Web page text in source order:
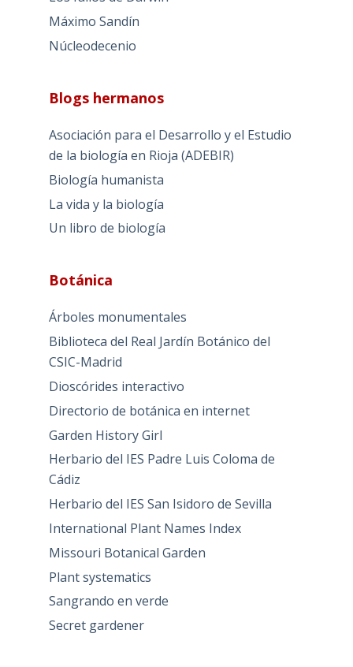
Máximo Sandín
Núcleodecenio
Blogs hermanos
Asociación para el Desarrollo y el Estudio
de la biología en Rioja (ADEBIR)
Biología humanista
La vida y la biología
Un libro de biología
Botánica
Árboles monumentales
Biblioteca del Real Jardín Botánico del
CSIC-Madrid
Dioscórides interactivo
Directorio de botánica en internet
Garden History Girl
Herbario del IES Padre Luis Coloma de
Cádiz
Herbario del IES San Isidoro de Sevilla
International Plant Names Index
Missouri Botanical Garden
Plant systematics
Sangrando en verde
Secret gardener